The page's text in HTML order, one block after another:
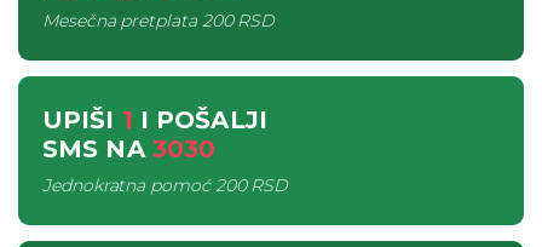
Mesečna pretplata200 RSD
UPIŠI 1 I POŠALJI
SMS NA 3030
Jednokratna pomoć200 RSD